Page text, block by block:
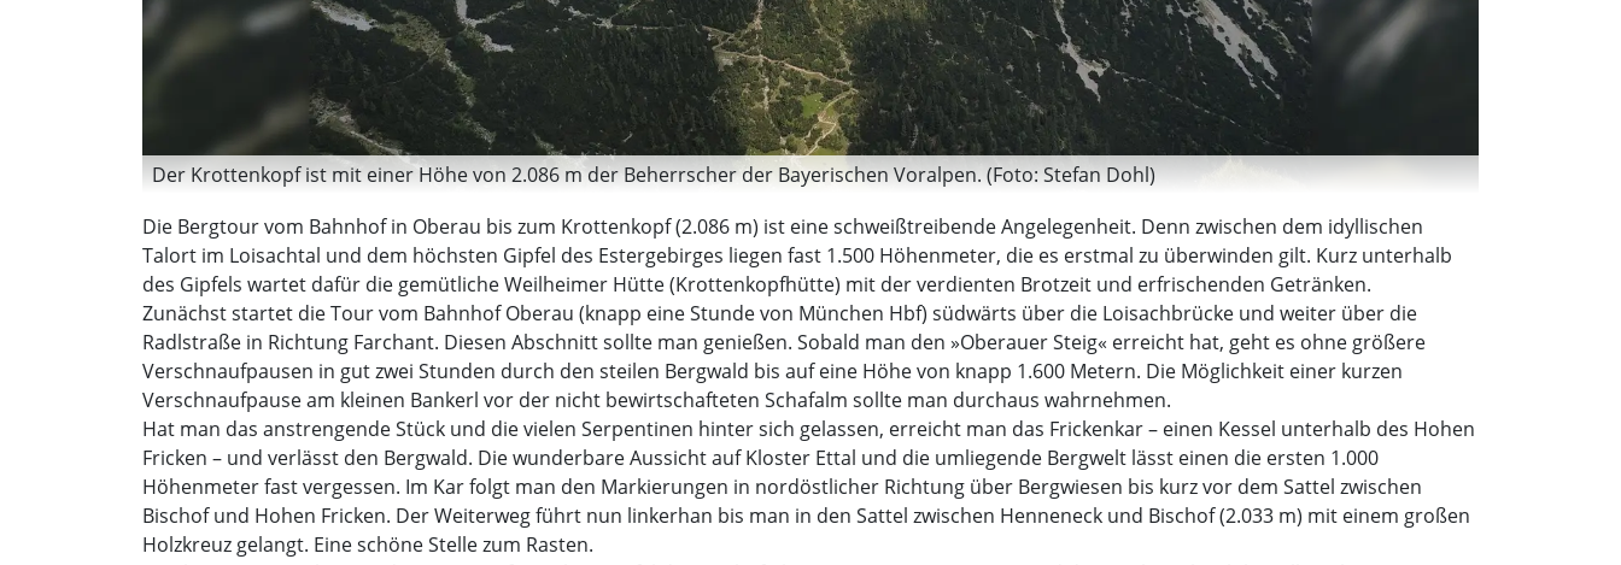
Der Krottenkopf ist mit einer Höhe von 2.086 m der Beherrscher der Bayerischen Voralpen. (Foto: Stefan Dohl)
Die Bergtour vom Bahnhof in Oberau bis zum Krottenkopf (2.086 m) ist eine schweißtreibende Angelegenheit. Denn zwischen dem idyllischen
Talort im Loisachtal und dem höchsten Gipfel des Estergebirges liegen fast 1.500 Höhenmeter, die es erstmal zu überwinden gilt. Kurz unterhalb
des Gipfels wartet dafür die gemütliche Weilheimer Hütte (Krottenkopfhütte) mit der verdienten Brotzeit und erfrischenden Getränken.
Zunächst startet die Tour vom Bahnhof Oberau (knapp eine Stunde von München Hbf) südwärts über die Loisachbrücke und weiter über die
Radlstraße in Richtung Farchant. Diesen Abschnitt sollte man genießen. Sobald man den »Oberauer Steig« erreicht hat, geht es ohne größere
Verschnaufpausen in gut zwei Stunden durch den steilen Bergwald bis auf eine Höhe von knapp 1.600 Metern. Die Möglichkeit einer kurzen
Verschnaufpause am kleinen Bankerl vor der nicht bewirtschafteten Schafalm sollte man durchaus wahrnehmen.
Hat man das anstrengende Stück und die vielen Serpentinen hinter sich gelassen, erreicht man das Frickenkar – einen Kessel unterhalb des Hohen
Fricken – und verlässt den Bergwald. Die wunderbare Aussicht auf Kloster Ettal und die umliegende Bergwelt lässt einen die ersten 1.000
Höhenmeter fast vergessen. Im Kar folgt man den Markierungen in nordöstlicher Richtung über Bergwiesen bis kurz vor dem Sattel zwischen
Bischof und Hohen Fricken. Der Weiterweg führt nun linkerhan bis man in den Sattel zwischen Henneneck und Bischof (2.033 m) mit einem großen
Holzkreuz gelangt. Eine schöne Stelle zum Rasten.